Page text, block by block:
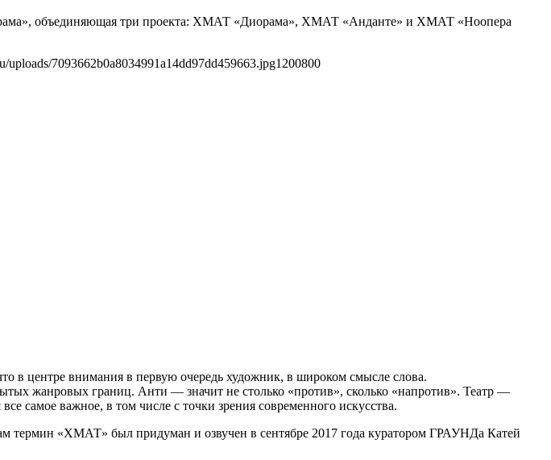
объединяющая три проекта: ХМАТ «Диорама», ХМАТ «Анданте» и ХМАТ «Ноопера
uploads/7093662b0a8034991a14dd97dd459663.jpg1200800
центре внимания в первую очередь художник, в широком смысле слова.
жанровых границ. Анти — значит не столько «против», сколько «напротив». Театр —
самое важное, в том числе с точки зрения современного искусства.
термин «ХМАТ» был придуман и озвучен в сентябре 2017 года куратором ГРАУНДа Катей